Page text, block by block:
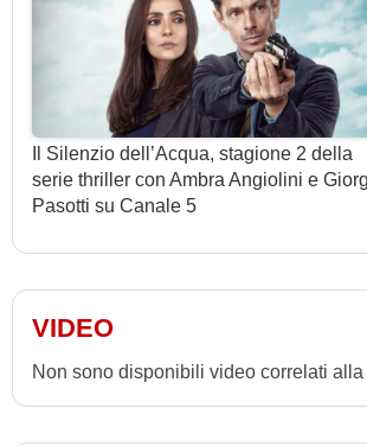
Gabriele Falsetta
Martina Gatti
Margherita Laterza
Giorgia Cardaci
Jessica Claudia Paun
Il Silenzio dell’Acqua, stagione 2 della
serie thriller con Ambra Angiolini e
Pasotti su Canale 5
VIDEO
Non sono disponibili video correlati